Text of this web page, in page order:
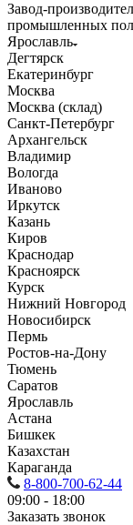
Завод-
промышленных
Ярославль
Дегтярск
Екатеринбург
Москва
Москва (склад)
Санкт-Петербург
Архангельск
Владимир
Вологда
Иваново
Иркутск
Казань
Киров
Краснодар
Красноярск
Курск
Нижний Новгород
Новосибирск
Пермь
Ростов-на-Дону
Тюмень
Саратов
Ярославль
Астана
Бишкек
Казахстан
Караганда
8-800-700-62-44
09:00 - 18:00
Заказать звонок